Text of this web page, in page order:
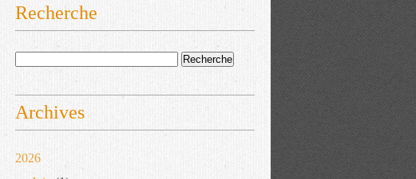
Recherche
Archives
2026